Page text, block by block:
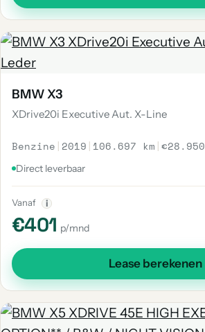
BMW X3
XDrive20i Executive Aut. X-Line
Benzine | 2019 | 106.697 km |€28.950
Direct leverbaar
Vanaf i
€401 p/mnd
Lease berekenen